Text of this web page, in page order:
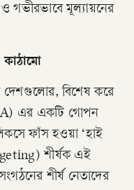
গভীরভাবে মূল্যায়নের
কাঠামো
দেশগুলোর, বিশেষ করে
এর একটি গোপন
ফাঁস হওয়া ‘হাই
শীর্ষক এই
শীর্ষ নেতাদের